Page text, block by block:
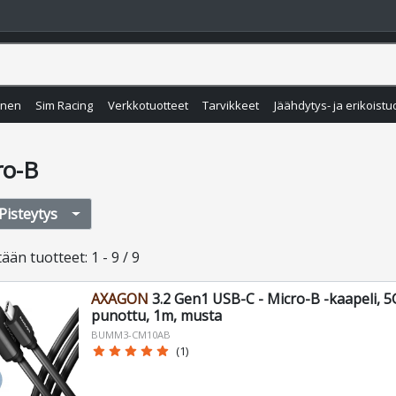
Sim Racing Verkkotuotteet Tarvikkeet Jäähdytys- ja
B
tuotteet: 1 - 9 / 9
AXAGON 3.2 Gen1 USB-C - Micro-B -kaapeli,
punottu, 1m, musta
BUMM3-CM10AB
star star star star star (1)